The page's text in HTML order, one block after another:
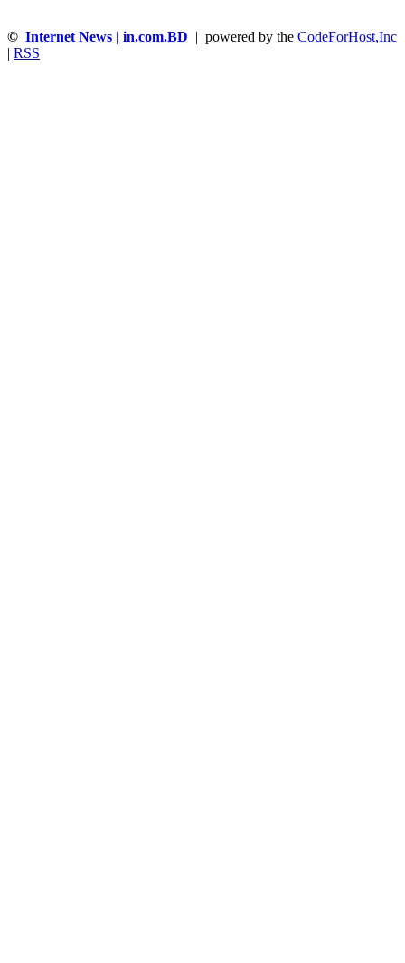
© Internet News | in.com.BD | powered by the CodeForHost,Inc
| RSS